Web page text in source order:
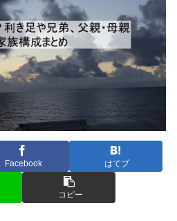
Facebook はてブ
コピー